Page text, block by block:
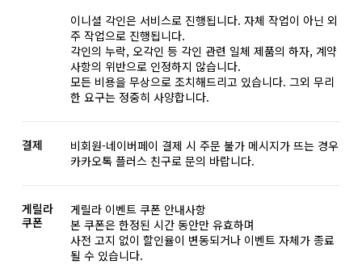
이니셜 각인은 서비스로 진행됩니다. 자체 작업이 아닌 외
주 작업으로 진행됩니다.
각인의 누락, 오각인 등 각인 관련 일체 제품의 하자, 계약
사항의 위반으로 인정하지 않습니다.
모든 비용을 무상으로 조치해드리고 있습니다. 그외 무리
한 요구는 정중히 사양합니다.
결제
비회원-네이버페이 결제 시 주문 불가 메시지가 뜨는 경우
카카오톡 플러스 친구로 문의 바랍니다.
게릴라
쿠폰
게릴라 이벤트 쿠폰 안내사항
본 쿠폰은 한정된 시간 동안만 유효하며
사전 고지 없이 할인율이 변동되거나 이벤트 자체가 종료
될 수 있습니다.